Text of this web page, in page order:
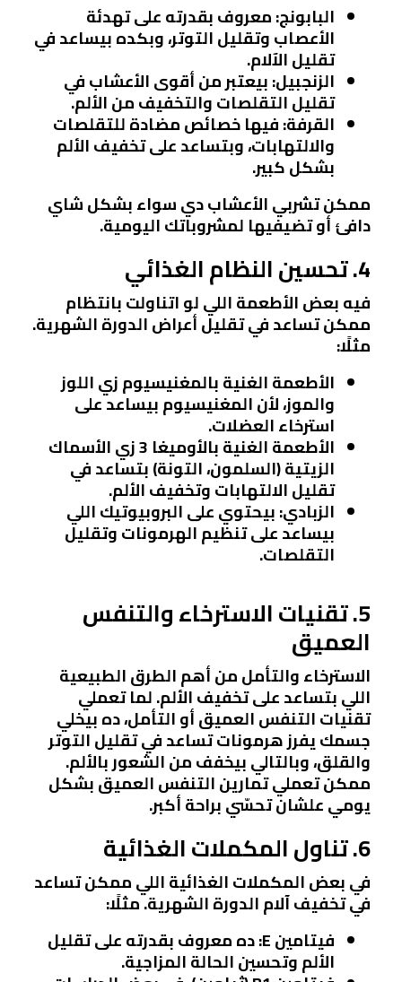
البابونج: معروف بقدرته على تهدئة
الأعصاب وتقليل التوتر، وبكده بيساعد في
تقليل الآلام.
الزنجبيل: بيعتبر من أقوى الأعشاب في
تقليل التقلصات والتخفيف من الألم.
القرفة: فيها خصائص مضادة للتقلصات
والالتهابات، وبتساعد على تخفيف الألم
بشكل كبير.
ممكن تشربي الأعشاب دي سواء بشكل شاي
دافئ أو تضيفيها لمشروباتك اليومية.
4. تحسين النظام الغذائي
فيه بعض الأطعمة اللي لو اتناولت بانتظام
ممكن تساعد في تقليل أعراض الدورة الشهرية.
مثلًا:
الأطعمة الغنية بالمغنيسيومزي اللوز
والموز، لأن المغنيسيوم بيساعد على
استرخاء العضلات.
الأطعمة الغنية بالأوميغا 3 زي الأسماك
الزيتية (السلمون، التونة) بتساعد في
تقليل الالتهابات وتخفيف الألم.
الزبادي: بيحتوي على البروبيوتيك اللي
بيساعد على تنظيم الهرمونات وتقليل
التقلصات.
5. تقنيات الاسترخاء والتنفس
العميق
الاسترخاء والتأمل من أهم الطرق الطبيعية
اللي بتساعد على تخفيف الألم. لما تعملي
تقنيات التنفس العميق أو التأمل، ده بيخلي
جسمك يفرز هرمونات تساعد في تقليل التوتر
والقلق، وبالتالي بيخفف من الشعور بالألم.
ممكن تعملي تمارين التنفس العميق بشكل
يومي علشان تحسّي براحة أكبر.
6. تناول المكملات الغذائية
في بعض المكملات الغذائية اللي ممكن تساعد
في تخفيف آلام الدورة الشهرية. مثلًا:
فيتامين E : ده معروف بقدرته على تقليل
الألم وتحسين الحالة المزاجية.